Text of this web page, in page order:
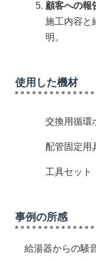
顧客への報
施工内容と
明。
使用した機材
交換用循環
配管固定用
工具セット
事例の所感
給湯器からの騒